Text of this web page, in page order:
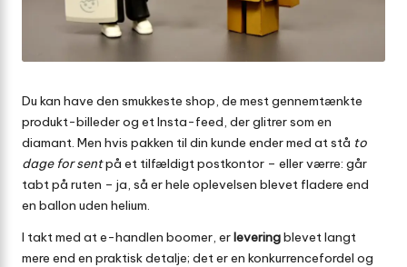
Du kan have den smukkeste shop, de mest gennemtænkte
produkt-billeder og et Insta-feed, der glitrer som en
diamant. Men hvis pakken til din kunde ender med at stå to
dage for sentpå et tilfældigt postkontor – eller værre: går
tabt på ruten – ja, så er hele oplevelsen blevet fladere end
en ballon uden helium.
I takt med at e-handlen boomer, erleveringblevet langt
mere end en praktisk detalje; det er en konkurrencefordel og